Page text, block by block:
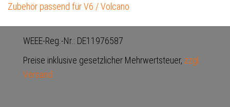
Zubehör passend für V6 / Volcano
WEEE-Reg.-Nr.: DE11976587
Preise inklusive gesetzlicher Mehrwertsteuer, zzgl.
Versand